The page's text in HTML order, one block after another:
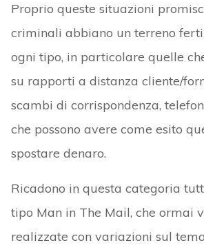
Proprio queste situazioni
criminali abbiano un terreno
ogni tipo, in particolare quelle
su rapporti a distanza cliente/
scambi di corrispondenza,
che possono avere come esito
spostare denaro.
Ricadono in questa categoria
tipo Man in The Mail, che ormai
realizzate con variazioni sul